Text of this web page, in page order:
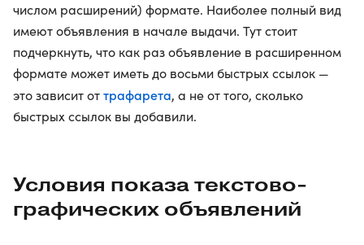
числом расширений) формате. Наиболее полный вид
имеют объявления в начале выдачи. Тут стоит
подчеркнуть, что как раз объявление в расширенном
формате может иметь до восьми быстрых ссылок —
это зависит оттрафарета, а не от того, сколько
быстрых ссылок вы добавили.
Условия показа текстово-
графических объявлений